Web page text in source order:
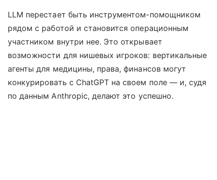
LLM перестает быть инструментом-помощником
рядом с работой и становится операционным
участником внутри нее. Это открывает
возможности для нишевых игроков: вертикальные
агенты для медицины, права, финансов могут
конкурировать с ChatGPT на своем поле — и, судя
по данным Anthropic, делают это успешно.